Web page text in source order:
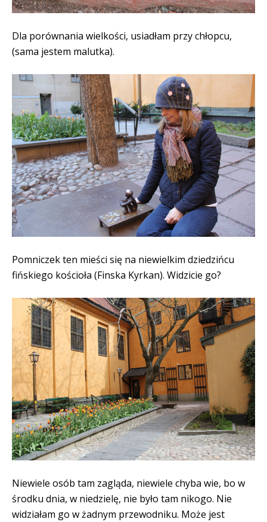
Dla porównania wielkości, usiadłam przy chłopcu,
(sama jestem malutka).
Pomniczek ten mieści się na niewielkim dziedzińcu
fińskiego kościoła (Finska Kyrkan). Widzicie go?
Niewiele osób tam zagląda, niewiele chyba wie, bo w
środku dnia, w niedzielę, nie było tam nikogo. Nie
widziałam go w żadnym przewodniku. Może jest